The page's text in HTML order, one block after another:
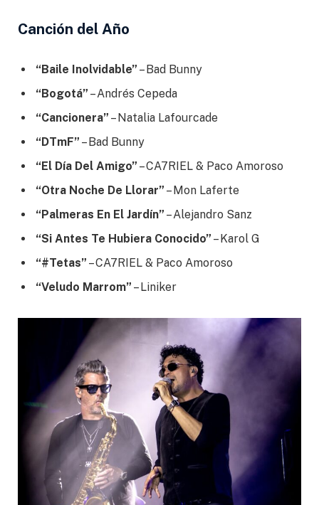
Canción del Año
“Baile Inolvidable” – Bad Bunny
“Bogotá” – Andrés Cepeda
“Cancionera” – Natalia Lafourcade
“DTmF” – Bad Bunny
“El Día Del Amigo” – CA7RIEL & Paco Amoroso
“Otra Noche De Llorar” – Mon Laferte
“Palmeras En El Jardín” – Alejandro Sanz
“Si Antes Te Hubiera Conocido” – Karol G
“#Tetas” – CA7RIEL & Paco Amoroso
“Veludo Marrom” – Liniker